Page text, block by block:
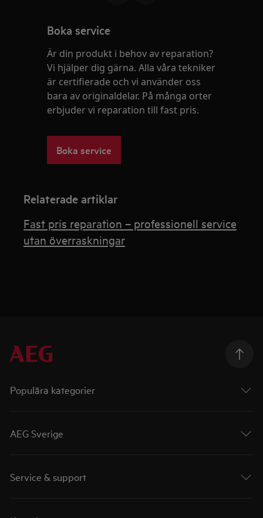
Boka service
Är din produkt i behov av reparation?
Vi hjälper dig gärna. Alla våra tekniker
är certifierade och vi använder oss
bara av originaldelar. På många orter
erbjuder vi reparation till fast pris.
Boka service
Relaterade artiklar
Fast pris reparation – professionell service
utan överraskningar
Populära kategorier
AEG Sverige
Service & support